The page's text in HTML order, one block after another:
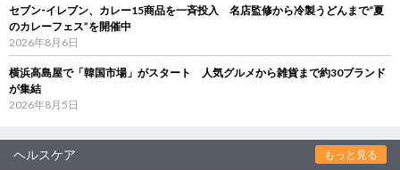
セブン‐イレブン、カレー15商品を一斉投入 名店監修から冷製うどんまで“夏
のカレーフェス”を開催中
2026年8月6日
横浜高島屋で「韓国市場」がスタート 人気グルメから雑貨まで約30ブランド
が集結
2026年8月5日
ヘルスケア もっと見る